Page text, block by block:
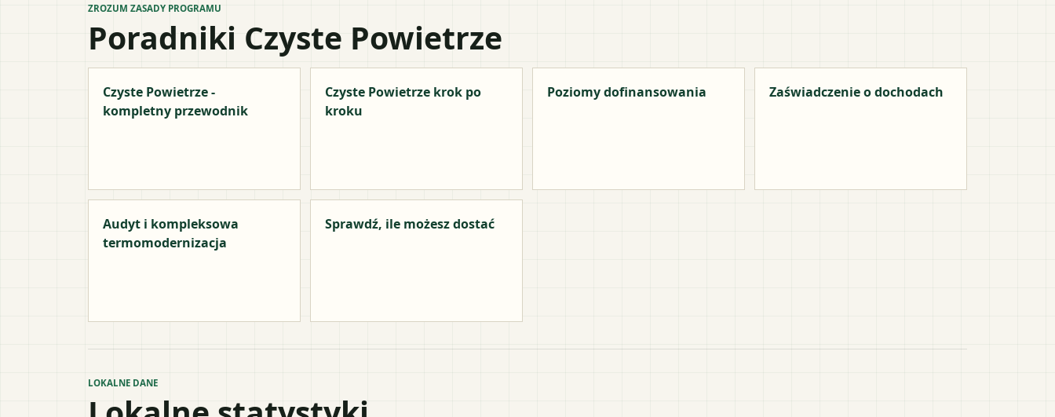
ZROZUM ZASADY PROGRAMU
Poradniki Czyste Powietrze
Czyste Powietrze -
kompletny przewodnik
Czyste Powietrze krok po
kroku
Poziomy dofinansowania Zaświadczenie o dochodach
Audyt i kompleksowa
termomodernizacja
Sprawdź, ile możesz dostać
LOKALNE DANE